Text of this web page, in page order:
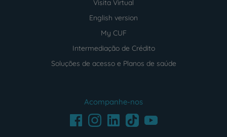
Visita Virtual
English version
My CUF
Intermediação de Crédito
Soluções de acesso e Planos de saúde
Acompanhe-nos
FacebookInstagramLinkedInTikTokYoutube